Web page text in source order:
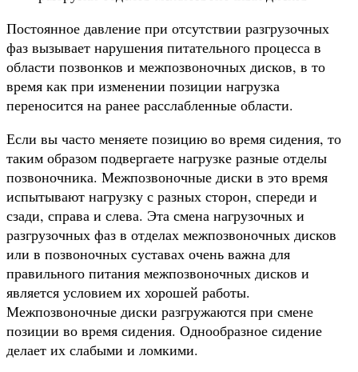
Постоянное давление при отсутствии разгрузочных
фаз вызывает нарушения питательного процесса в
области позвонков и межпозвоночных дисков, в то
время как при изменении позиции нагрузка
переносится на ранее расслабленные области.
Если вы часто меняете позицию во время сидения, то
таким образом подвергаете нагрузке разные отделы
позвоночника. Межпозвоночные диски в это время
испытывают нагрузку с разных сторон, спереди и
сзади, справа и слева. Эта смена нагрузочных и
разгрузочных фаз в отделах межпозвоночных дисков
или в позвоночных суставах очень важна для
правильного питания межпозвоночных дисков и
является условием их хорошей работы.
Межпозвоночные диски разгружаются при смене
позиции во время сидения. Однообразное сидение
делает их слабыми и ломкими.